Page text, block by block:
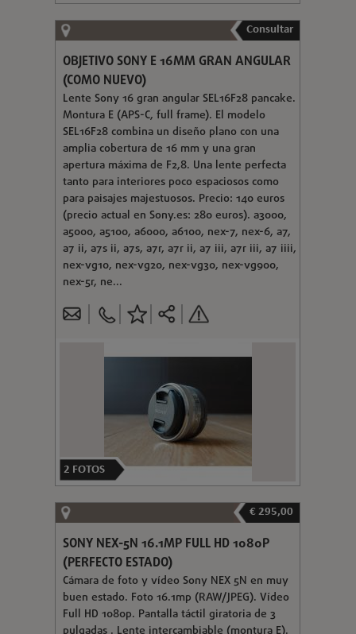
Consultar
OBJETIVO SONY E 16MM GRAN ANGULAR
(COMO NUEVO)
Lente Sony 16 gran angular SEL16F28 pancake.
Montura E (APS-C, full frame). El modelo
SEL16F28 combina un diseño plano con una
amplia cobertura de 16 mm y una gran
apertura máxima de F2,8. Una lente perfecta
tanto para interiores poco espaciosos como
para paisajes majestuosos. Precio: 140 euros
(precio actual en Sony.es: 280 euros). a3000,
a5000, a5100, a6000, a6100, nex-7, nex-6, a7,
a7 ii, a7s ii, a7s, a7r, a7r ii, a7 iii, a7r iii, a7 iiii,
nex-vg10, nex-vg20, nex-vg30, nex-vg900,
nex-5r, ne...
2 FOTOS
€ 295,00
SONY NEX-5N 16.1MP FULL HD 1080P
(PERFECTO ESTADO)
Cámara de foto y vídeo Sony NEX 5N en muy
buen estado. Foto 16.1mp (RAW/JPEG). Vídeo
Full HD 1080p. Pantalla táctil giratoria de 3